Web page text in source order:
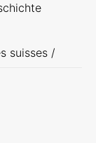
suisses /